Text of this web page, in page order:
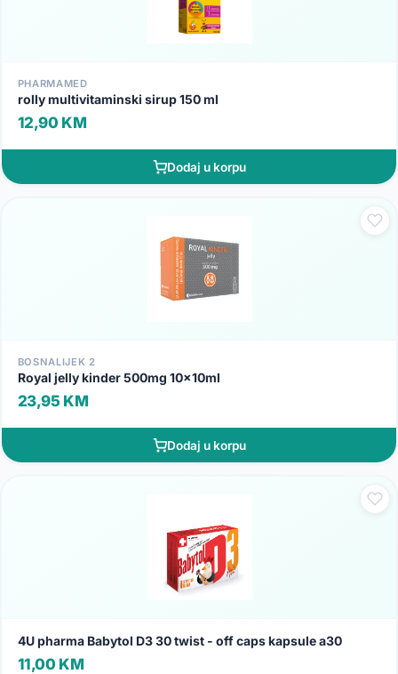
PHARMAMED
rolly multivitaminski sirup 150 ml
12,90 KM
Dodaj u korpu
BOSNALIJEK 2
Royal jelly kinder 500mg 10x10ml
23,95 KM
Dodaj u korpu
4U pharma Babytol D3 30 twist - off caps kapsule a30
11,00 KM